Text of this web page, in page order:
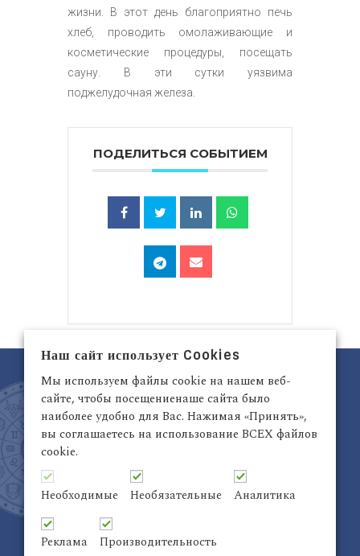
жизни. В этот день благоприятно печь
хлеб, проводить омолаживающие и
косметические процедуры, посещать
сауну. В эти сутки уязвима
поджелудочная железа.
ПОДЕЛИТЬСЯ СОБЫТИЕМ
Латвия, Рига,
Электронный адрес:
info@astrodata.lv
ASTRODATA Copyrite © 2021 | Designed by
Inter@ktiv
Наш сайт использует Cookies
Мы используем файлы cookie на нашем веб-
сайте, чтобы посещениенаше сайта было
наиболее удобно для Вас. Нажимая «Принять»,
вы соглашаетесь на использование ВСЕХ файлов
cookie.
Необходимые Необязательные Аналитика
Реклама Производительность